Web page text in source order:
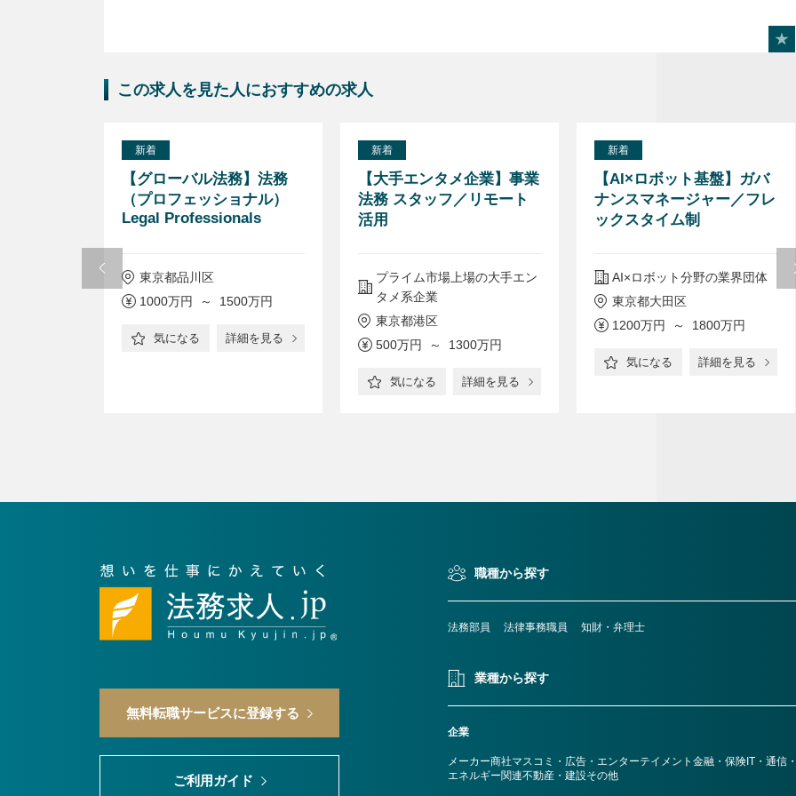
この求人を見た人におすすめの求人
新着
【グローバル法務】法務
（プロフェッショナル）
Legal Professionals
東京都品川区
1000万円 ～ 1500万円
気になる 詳細を見る
新着
【大手エンタメ企業】事業
法務 スタッフ／リモート
活用
プライム市場上場の大手エン
タメ系企業
東京都港区
500万円 ～ 1300万円
気になる 詳細を見る
新着
【AI×ロボット基盤】ガバ
ナンスマネージャー／フレ
ックスタイム制
AI×ロボット分野の業界団体
東京都大田区
1200万円 ～ 1800万円
気になる 詳細を見る
無料転職サービスに登録する
ご利用ガイド
職種から探す
法務部員 法律事務職員 知財・弁理士
業種から探す
企業
メーカー商社マスコミ・広告・エンターテイメント 金融・保険 IT・通信
エネルギー関連不動産・建設その他